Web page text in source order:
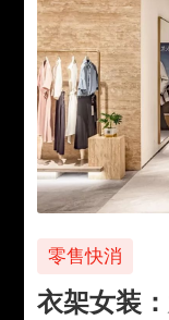
零售快消
衣架女装